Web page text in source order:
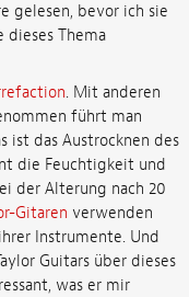
gelesen, bevor ich sie
dieses Thema
. Mit anderen
führt man
ist das Austrocknen des
die Feuchtigkeit und
der Alterung nach 20
Gitaren verwenden
Instrumente. Und
Guitars über dieses
was er mir